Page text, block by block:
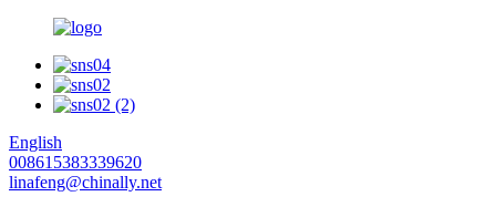
English
008615383339620
linafeng@chinally.net